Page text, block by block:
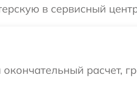
в сервисный
расчет,